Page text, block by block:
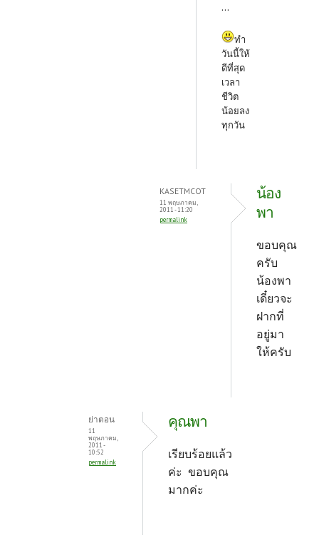
...
ทำ
วันนี้ให้
ดีที่สุด
เวลา
ชีวิต
น้อยลง
ทุกวัน
KASETMCOT
11 พฤษภาคม,
2011 - 11:20
permalink
น้อง
พา
ขอบคุณ
ครับ
น้องพา
เดี๋ยวจะ
ฝากที่
อยู่มา
ให้ครับ
ย่าตอน
11
พฤษภาคม,
2011 -
10:52
permalink
คุณพา
เรียบร้อยแล้ว
ค่ะ ขอบคุณ
มากค่ะ